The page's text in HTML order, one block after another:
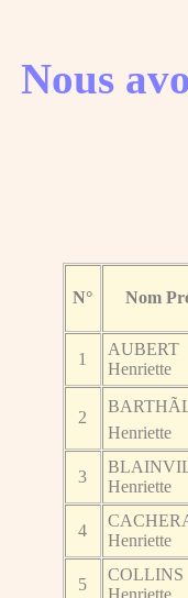
Nous
N° Nom
1
AUBERT
Henriette
2
Henriette
3
Henriette
4
Henriette
5
COLLINS
Henriette